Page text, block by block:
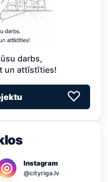
darbs,
un attīstīties!
♡
◎ Instagram
@cityriga.lv